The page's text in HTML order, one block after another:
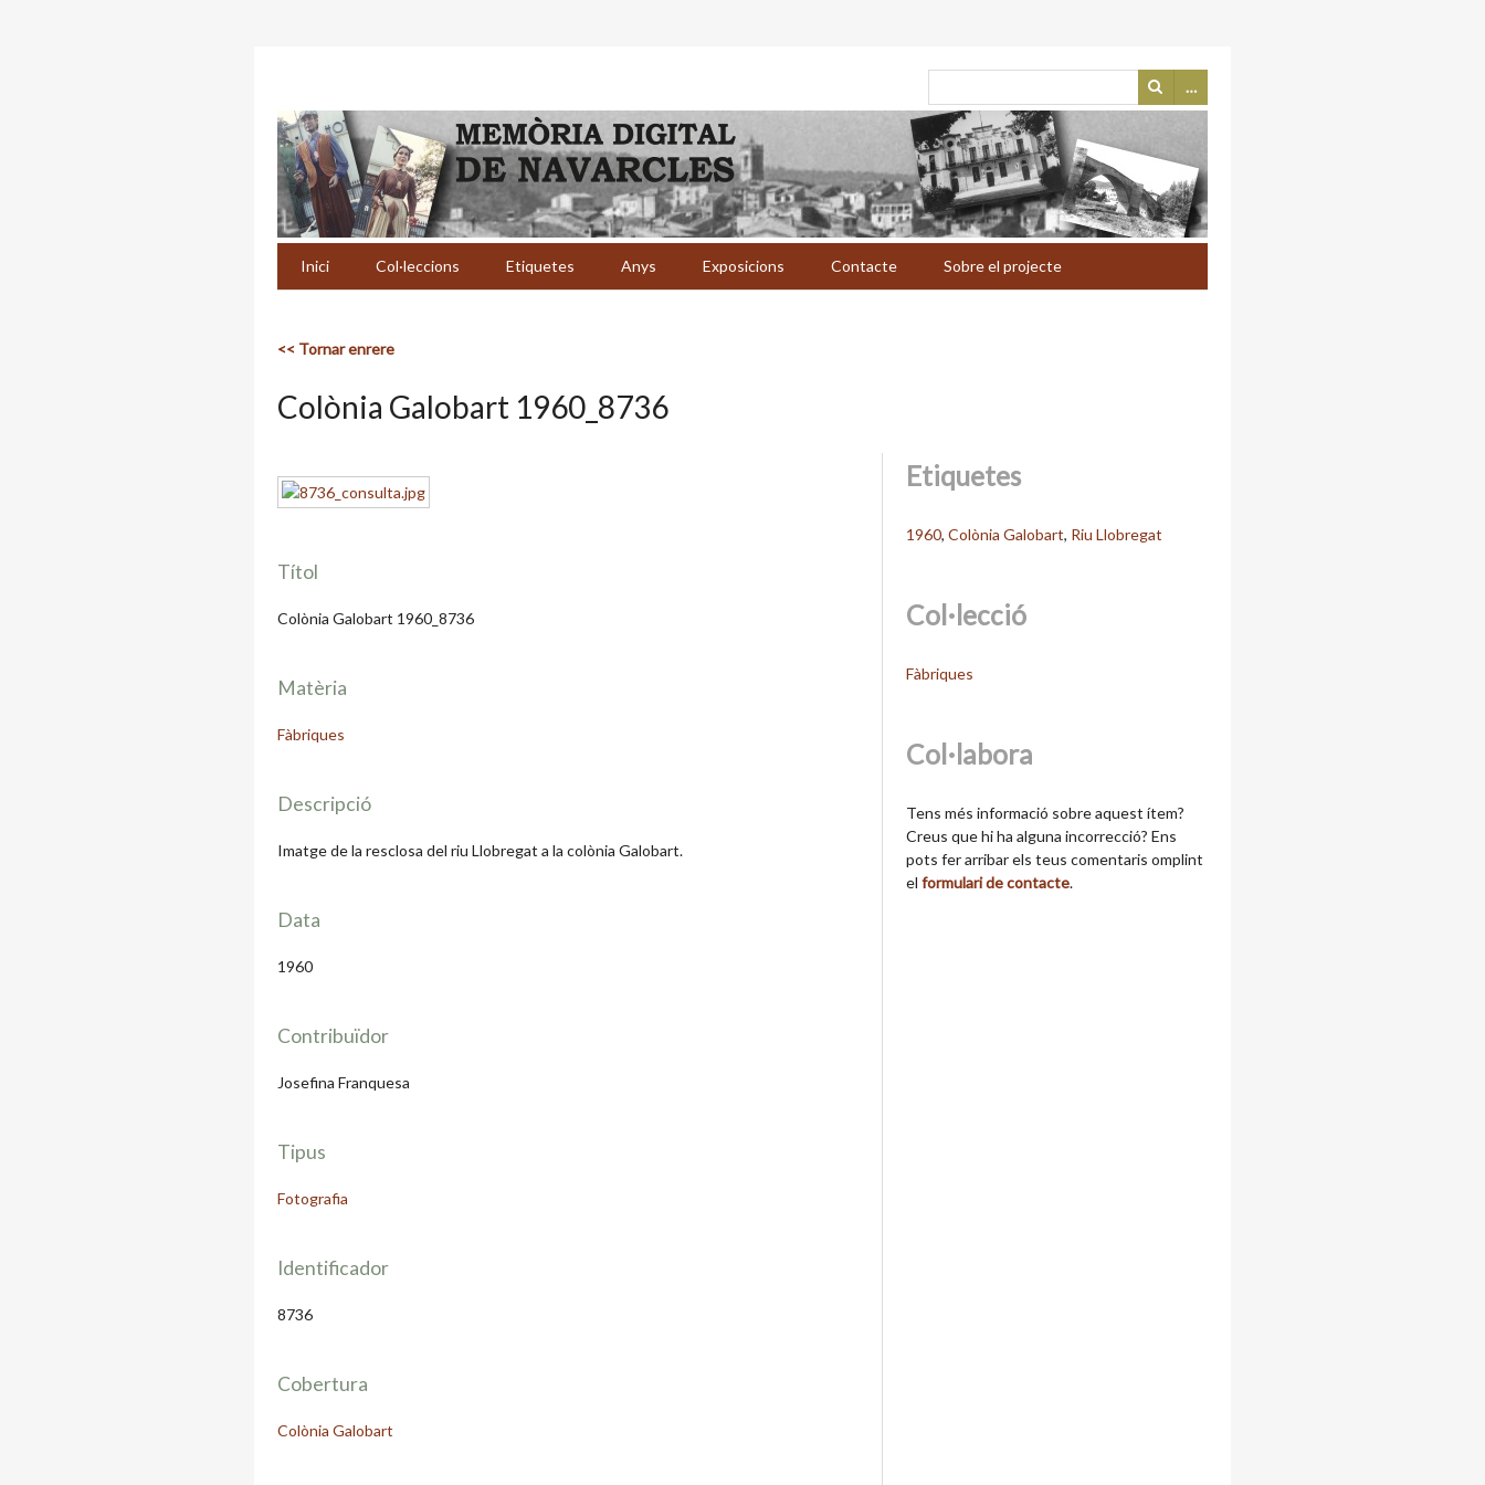
…
Inici Col·leccions Etiquetes Anys Exposicions Contacte Sobre el projecte
<< Tornar enrere
Colònia Galobart 1960_8736
Títol
Colònia Galobart 1960_8736
Matèria
Fàbriques
Descripció
Imatge de la resclosa del riu Llobregat a la colònia Galobart.
Data
1960
Contribuïdor
Josefina Franquesa
Tipus
Fotografia
Identificador
8736
Cobertura
Colònia Galobart
Etiquetes
1960,Colònia Galobart, Riu Llobregat
Col·lecció
Fàbriques
Col·labora
Tens més informació sobre aquest ítem?
Creus que hi ha alguna incorrecció? Ens
pots fer arribar els teus comentaris omplint
elformulari de contacte.